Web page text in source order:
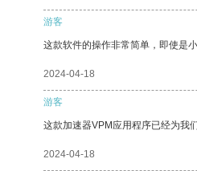
游客
这款软件的操作非常简单，即使是
2024-04-18
游客
这款加速器VPM应用程序已经为我
2024-04-18